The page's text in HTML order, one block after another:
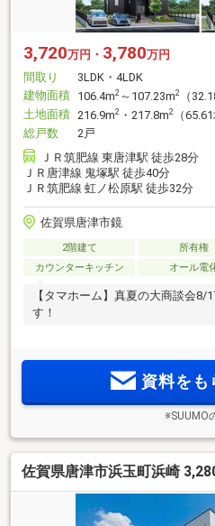
3,720万円・ 3,780万円
間取り
3LDK・4LDK
建物面積 106.4m2 ～107.23m2
（
土地面積 216.9m2 ・217.8m2
（
総戸数
2戸
ＪＲ筑肥線 東唐津駅 徒歩28分
ＪＲ唐津線 鬼塚駅 徒歩40分
ＪＲ筑肥線 虹ノ松原駅 徒歩32分
佐賀県唐津市鏡
2階建て 所有権
カウンターキッチン
オール電
【タマホーム】真夏の大商談会8/
す！
資料を
※SUUMO
佐賀県唐津市浜玉町浜崎